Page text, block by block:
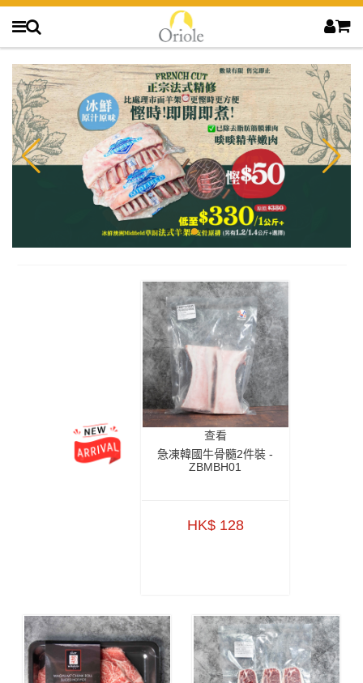
查看
急凍韓國牛骨髓2件裝 -
ZBMBH01
HK$ 128